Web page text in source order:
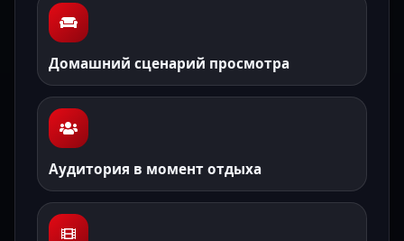
Домашний сценарий просмотра
Аудитория в момент отдыха